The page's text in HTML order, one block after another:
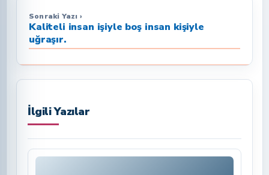
Sonraki Yazı ›
Kaliteli insan işiyle boş insan kişiyle
uğraşır.
İlgili Yazılar